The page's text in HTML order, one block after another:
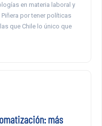
en materia laboral y
por tener políticas
que Chile lo único que
más